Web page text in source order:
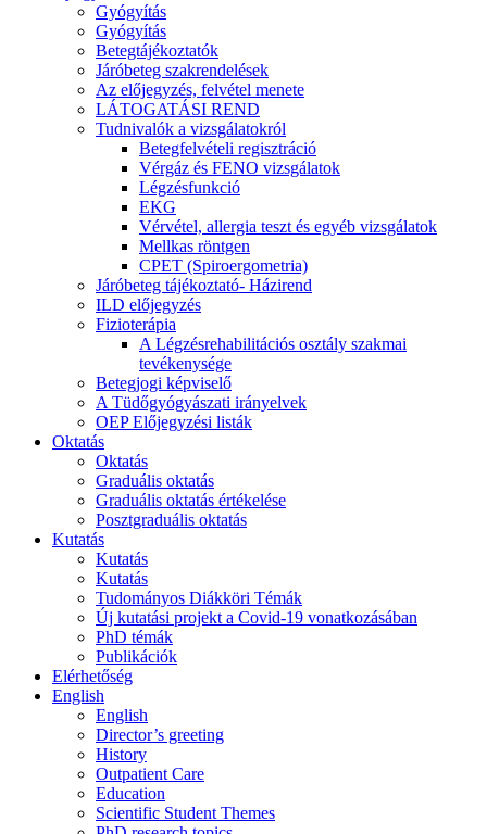
Gyógyítás
Gyógyítás
Betegtájékoztatók
Járóbeteg szakrendelések
Az előjegyzés, felvétel menete
LÁTOGATÁSI REND
Tudnivalók a vizsgálatokról
Betegfelvételi regisztráció
Vérgáz és FENO vizsgálatok
Légzésfunkció
EKG
Vérvétel, allergia teszt és egyéb vizsgálatok
Mellkas röntgen
CPET (Spiroergometria)
Járóbeteg tájékoztató- Házirend
ILD előjegyzés
Fizioterápia
A Légzésrehabilitációs osztály szakmai
tevékenysége
Betegjogi képviselő
A Tüdőgyógyászati irányelvek
OEP Előjegyzési listák
Oktatás
Oktatás
Graduális oktatás
Graduális oktatás értékelése
Posztgraduális oktatás
Kutatás
Kutatás
Kutatás
Tudományos Diákköri Témák
Új kutatási projekt a Covid-19 vonatkozásában
PhD témák
Publikációk
Elérhetőség
English
English
Director’s greeting
History
Outpatient Care
Education
Scientific Student Themes